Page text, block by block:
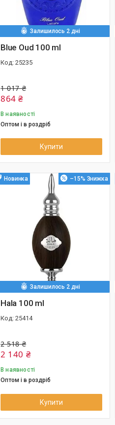
Залишилось 2 дні
Blue Oud 100 ml
25235
1 017 ₴
864 ₴
В наявності
Оптом і в роздріб
Купити
Новинка –15%
Залишилось 2 дні
Hala 100 ml
25414
2 518 ₴
2 140 ₴
В наявності
Оптом і в роздріб
Купити